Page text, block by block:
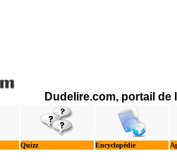
Dudelire.com, portail de
Quizz Encyclopédie